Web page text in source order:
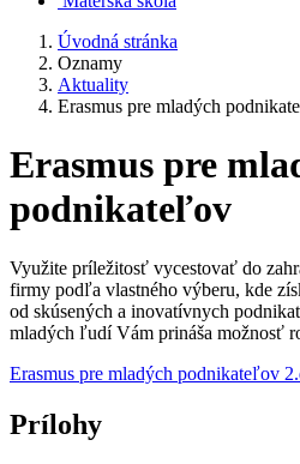
Úvodná stránka
Oznamy
Aktuality
Erasmus pre mladých
Erasmus pre
podnikateľov
Využite príležitosť vycestovať do
firmy podľa vlastného výberu, kde
od skúsených a inovatívnych
mladých ľudí Vám prináša možnosť
Erasmus pre mladých podnikateľov
Prílohy